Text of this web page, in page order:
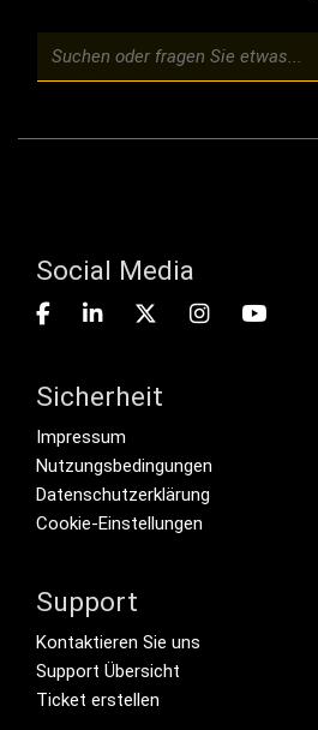
Social Media
Sicherheit
Footer menu
Impressum
Nutzungsbedingungen
Datenschutzerklärung
Cookie-Einstellungen
Support
Footer Secondary Menu
Kontaktieren Sie uns
Support Übersicht
Ticket erstellen